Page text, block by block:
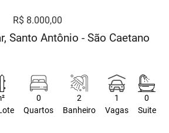
R$ 8.000,00
Santo Antônio - São Caetano
0
Quartos
2
Banheiro
1
Vagas
0
Suite